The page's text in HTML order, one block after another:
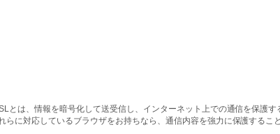
とは、情報を暗号化して送受信し、インターネット上での通信を保護
に対応しているブラウザをお持ちなら、通信内容を強力に保護する